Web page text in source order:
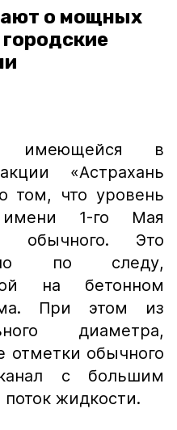
о мощных
имеющейся в
«Астрахань
том, что уровень
1-го Мая
обычного. Это
по следу,
на бетонном
При этом из
диаметра,
отметки обычного
с большим
жидкости.